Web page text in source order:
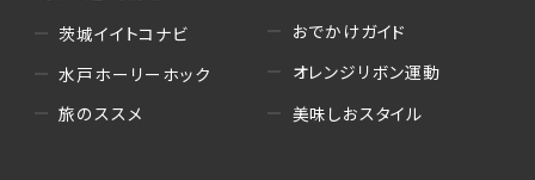
茨城イイトコナビ
水戸ホーリーホック
旅のススメ
おでかけガイド
オレンジリボン運動
美味しおスタイル